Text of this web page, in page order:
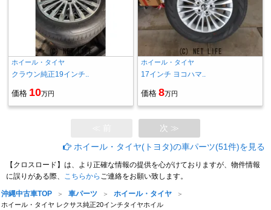
ホイール・タイヤ
クラウン純正19インチ..
価格 10万円
ホイール・タイヤ
17インチ ヨコハマ..
価格 8万円
次 ≫
ホイール・タイヤ(トヨタ)の車パーツ(51件)を見る
【クロスロード】は、より正確な情報の提供を心がけておりますが、物件情報
に誤りがある際、 こちらから ご連絡をお願い致します。
沖縄中古車TOP 車パーツ ホイール・タイヤ
ホイール・タイヤ レクサス純正20インチタイヤホイル